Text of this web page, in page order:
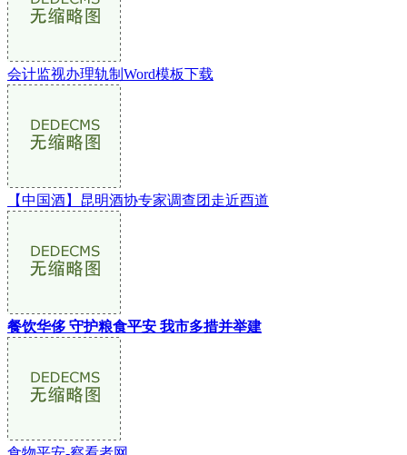
会计监视办理轨制Word模板下载
【中国酒】昆明酒协专家调查团走近酉道
餐饮华侈 守护粮食平安 我市多措并举建